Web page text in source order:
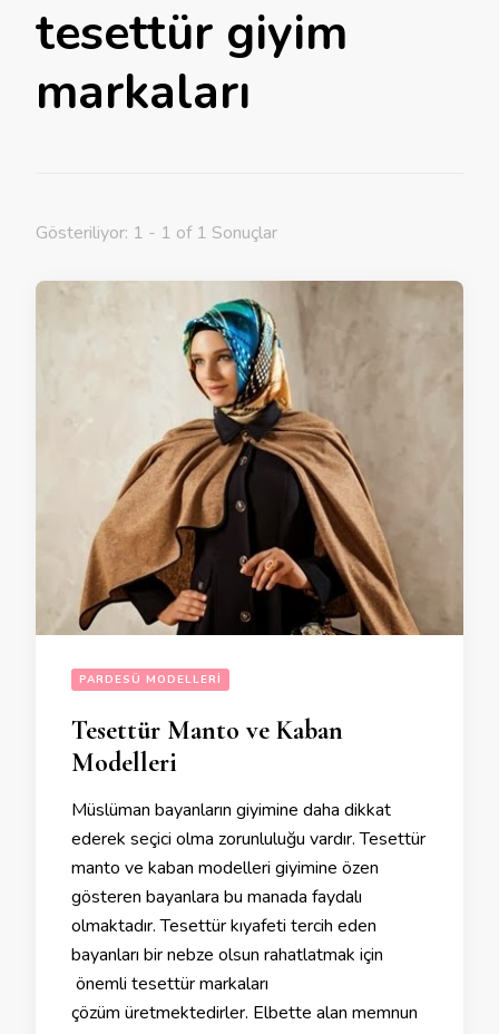
tesettür giyim
markaları
Gösteriliyor: 1 - 1 of 1 Sonuçlar
PARDESÜ MODELLERI
Tesettür Manto ve Kaban
Modelleri
Müslüman bayanların giyimine daha dikkat
ederek seçici olma zorunluluğu vardır. Tesettür
manto ve kaban modelleri giyimine özen
gösteren bayanlara bu manada faydalı
olmaktadır. Tesettür kıyafeti tercih eden
bayanları bir nebze olsun rahatlatmak için
önemli tesettür markaları
çözüm üretmektedirler. Elbette alan memnun